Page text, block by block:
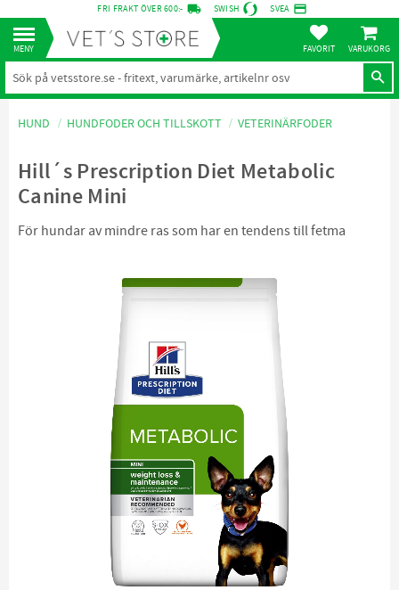
Meny
FRI FRAKT ÖVER 600:- local_shipping SWISH SVEA credit_card
FAVORITER
HUND HUNDFODER OCH TILLSKOTT VETERINÄRFODER
Hill´s Prescription Diet Metabolic
Canine Mini
För hundar av mindre ras som har en tendens till fetma